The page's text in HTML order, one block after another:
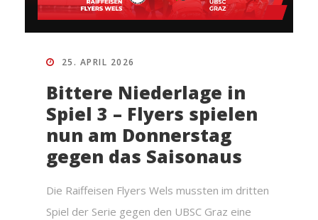
25. APRIL 2026
Bittere Niederlage in
Spiel 3 – Flyers spielen
nun am Donnerstag
gegen das Saisonaus
Die Raiffeisen Flyers Wels mussten im dritten
Spiel der Serie gegen den UBSC Graz eine